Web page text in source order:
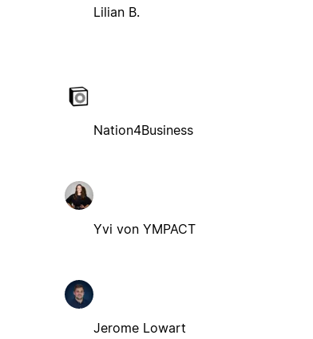
Lilian B.
Nation4Business
Yvi von YMPACT
Jerome Lowart